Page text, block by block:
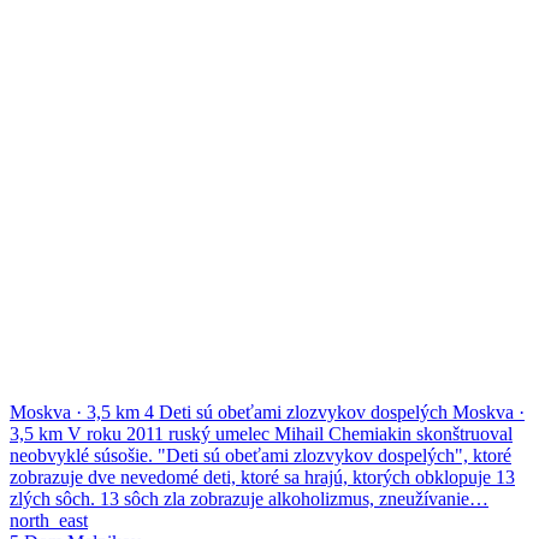
Moskva · 3,5 km 4 Deti sú obeťami zlozvykov dospelých Moskva ·
3,5 km V roku 2011 ruský umelec Mihail Chemiakin skonštruoval
neobvyklé súsošie. "Deti sú obeťami zlozvykov dospelých", ktoré
zobrazuje dve nevedomé deti, ktoré sa hrajú, ktorých obklopuje 13
zlých sôch. 13 sôch zla zobrazuje alkoholizmus, zneužívanie…
north_east